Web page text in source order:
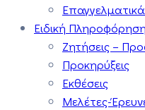
Ειδική Πληροφόρηση
Ζητήσεις –
Προκηρύξεις
Εκθέσεις
Μελέτες-